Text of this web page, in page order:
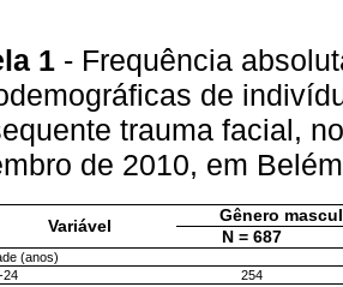
1 - Frequência
de
trauma facial,
de 2010, em
Variável
Gênero
N = 687
(anos)
24
254